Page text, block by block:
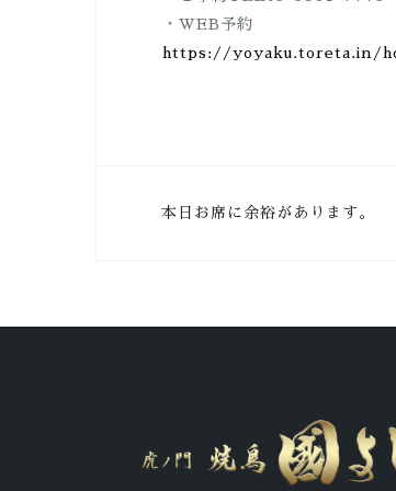
・WEB予約
https://yoyaku.toreta.in/
投
ビ
ョ
本日お席に余裕があります。